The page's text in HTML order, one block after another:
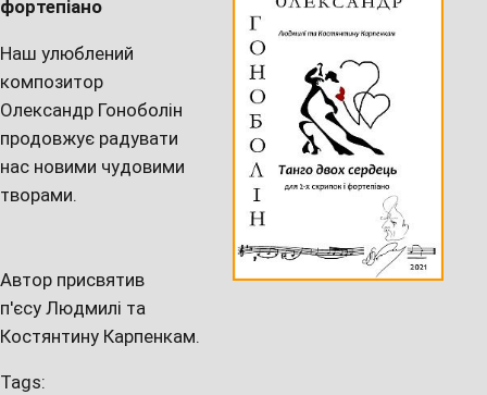
фортепіано
Наш улюблений
композитор
Олександр Гоноболін
продовжує радувати
нас новими чудовими
творами.
Автор присвятив
п'єсу Людмилі та
Костянтину Карпенкам.
Tags: